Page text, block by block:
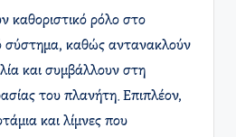
καθοριστικό ρόλο στο
σύστημα, καθώς αντανακλούν
και συμβάλλουν στη
του πλανήτη. Επιπλέον,
και λίμνες που